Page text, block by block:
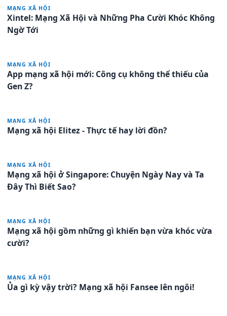
MẠNG XÃ HỘI
Xintel: Mạng Xã Hội và Những Pha Cười Khóc Không
Ngờ Tới
MẠNG XÃ HỘI
App mạng xã hội mới: Công cụ không thể thiếu của
Gen Z?
MẠNG XÃ HỘI
Mạng xã hội Elitez - Thực tế hay lời đồn?
MẠNG XÃ HỘI
Mạng xã hội ở Singapore: Chuyện Ngày Nay và Ta
Đây Thì Biết Sao?
MẠNG XÃ HỘI
Mạng xã hội gồm những gì khiến bạn vừa khóc vừa
cười?
MẠNG XÃ HỘI
Ủa gì kỳ vậy trời? Mạng xã hội Fansee lên ngôi!